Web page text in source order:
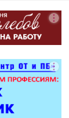
Услуги
Компании